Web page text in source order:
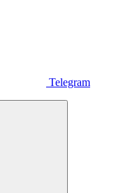
Telegram